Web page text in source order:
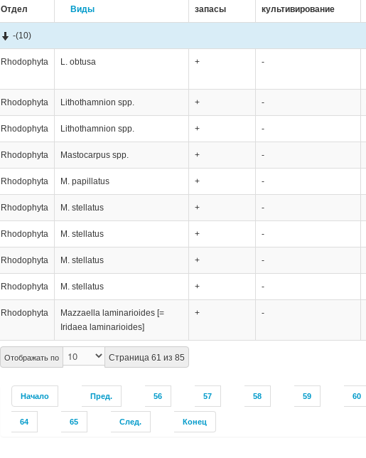
Отдел Виды
запасы
культивирование
Отображать по Страница 61 из 85
Начало Пред. 56 57 58 59 60
64 65 След. Конец
-(10)
Rhodophyta L. obtusa + -
Rhodophyta Lithothamnion spp. + -
Rhodophyta Lithothamnion spp. + -
Rhodophyta Мastocarpus spp. + -
Rhodophyta M. papillatus + -
Rhodophyta M. stellatus + -
Rhodophyta M. stellatus + -
Rhodophyta M. stellatus + -
Rhodophyta M. stellatus + -
Rhodophyta
Мazzaella laminarioides [=
Iridaea laminarioides]
+ -